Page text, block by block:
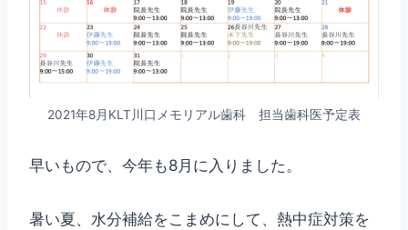
2021年8月KLT川口メモリアル歯科 担当歯科医予定表
早いもので、今年も8月に入りました。
暑い夏、水分補給をこまめにして、熱中症対策を